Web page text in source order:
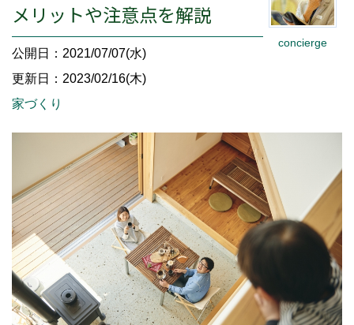
concierge
メリットや注意点を解説
公開日：2021/07/07(水)
更新日：2023/02/16(木)
家づくり